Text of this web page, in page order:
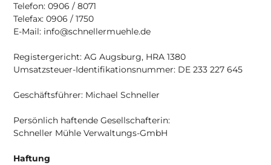
Telefon: 0906 / 8071
Telefax: 0906 / 1750
E-Mail: info@schnellermuehle.de
Registergericht: AG Augsburg, HRA 1380
Umsatzsteuer-Identifikationsnummer: DE 233 227 645
Geschäftsführer: Michael Schneller
Persönlich haftende Gesellschafterin:
Schneller Mühle Verwaltungs-GmbH
Haftung